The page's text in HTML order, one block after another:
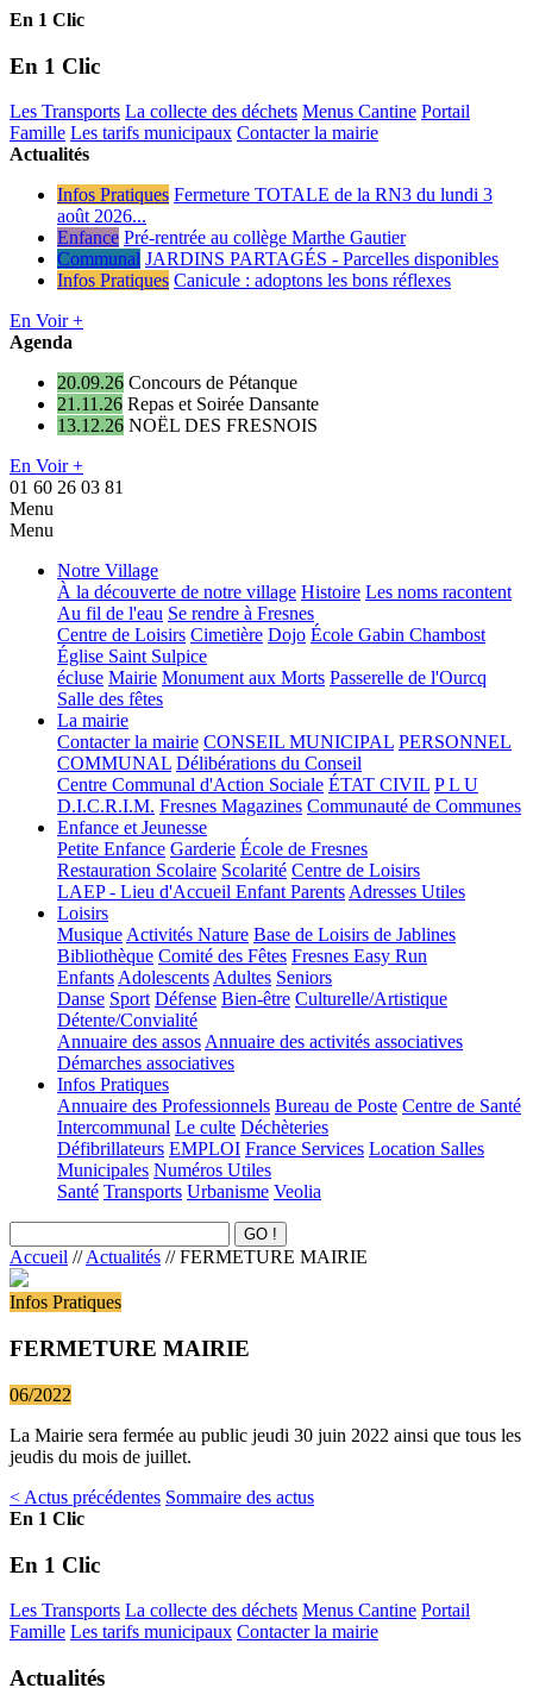
En 1 Clic
En 1 Clic
Les Transports La collecte des déchets Menus Cantine Portail
Famille Les tarifs municipaux Contacter la mairie
Actualités
Infos Pratiques Fermeture TOTALE de la RN3 du lundi 3
août 2026...
Enfance Pré-rentrée au collège Marthe Gautier
Communal JARDINS PARTAGÉS - Parcelles disponibles
Infos Pratiques Canicule : adoptons les bons réflexes
En Voir +
Agenda
20.09.26 Concours de Pétanque
21.11.26 Repas et Soirée Dansante
13.12.26 NOËL DES FRESNOIS
En Voir +
01 60 26 03 81
Menu
Menu
Notre Village
À la découverte de notre village Histoire Les noms racontent
Au fil de l'eau Se rendre à Fresnes
Centre de Loisirs Cimetière Dojo École Gabin Chambost
Église Saint Sulpice
écluse Mairie Monument aux Morts Passerelle de l'Ourcq
Salle des fêtes
La mairie
Contacter la mairie CONSEIL MUNICIPAL PERSONNEL
COMMUNAL Délibérations du Conseil
Centre Communal d'Action Sociale ÉTAT CIVIL P L U
D.I.C.R.I.M. Fresnes Magazines Communauté de Communes
Enfance et Jeunesse
Petite Enfance Garderie École de Fresnes
Restauration Scolaire Scolarité Centre de Loisirs
LAEP - Lieu d'Accueil Enfant ParentsAdresses Utiles
Loisirs
MusiqueActivités Nature Base de Loisirs de Jablines
Bibliothèque Comité des Fêtes Fresnes Easy Run
EnfantsAdolescentsAdultes Seniors
Danse Sport Défense Bien-être Culturelle/Artistique
Détente/Convialité
Annuaire des assosAnnuaire des activités associatives
Démarches associatives
Infos Pratiques
Annuaire des Professionnels Bureau de Poste Centre de Santé
Intercommunal Le culte Déchèteries
Défibrillateurs EMPLOI France Services Location Salles
Municipales Numéros Utiles
Santé Transports Urbanisme Veolia
Accueil //Actualités // FERMETURE MAIRIE
Infos Pratiques
FERMETURE MAIRIE
06/2022
La Mairie sera fermée au public jeudi 30 juin 2022 ainsi que tous les
jeudis du mois de juillet.
< Actus précédentes Sommaire des actus
En 1 Clic
En 1 Clic
Les Transports La collecte des déchets Menus Cantine Portail
Famille Les tarifs municipaux Contacter la mairie
Actualités